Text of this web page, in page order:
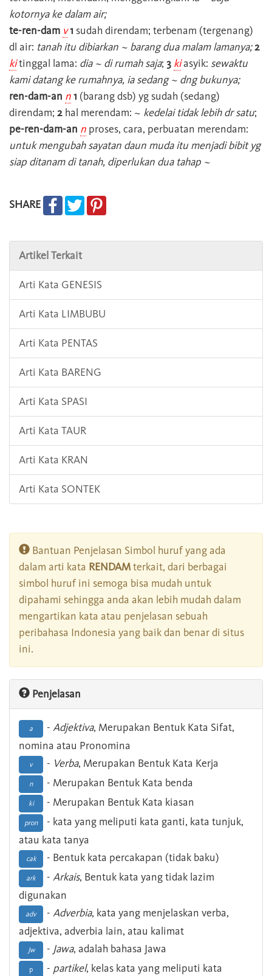
kotornya ke dalam air;
te-ren-dam v1 sudah direndam; terbenam (tergenang)
dl air: tanah itu dibiarkan ~ barang dua malam lamanya;2
kitinggal lama: dia ~ di rumah saja; 3 kiasyik: sewaktu
kami datang ke rumahnya, ia sedang ~ dng bukunya;
ren-dam-an n1 (barang dsb) yg sudah (sedang)
direndam; 2 hal merendam: ~ kedelai tidak lebih dr satu;
pe-ren-dam-an n proses, cara, perbuatan merendam:
untuk mengubah sayatan daun muda itu menjadi bibit yg
siap ditanam di tanah, diperlukan dua tahap ~
SHARE
Artikel Terkait
Arti Kata GENESIS
Arti Kata LIMBUBU
Arti Kata PENTAS
Arti Kata BARENG
Arti Kata SPASI
Arti Kata TAUR
Arti Kata KRAN
Arti Kata SONTEK
Bantuan Penjelasan Simbol huruf yang ada
dalam arti kata RENDAMterkait, dari berbagai
simbol huruf ini semoga bisa mudah untuk
dipahami sehingga anda akan lebih mudah dalam
mengartikan kata atau penjelasan sebuah
peribahasa Indonesia yang baik dan benar di situs
ini.
Penjelasan
a - Adjektiva, Merupakan Bentuk Kata Sifat,
nomina atau Pronomina
v - Verba, Merupakan Bentuk Kata Kerja
n - Merupakan Bentuk Kata benda
ki - Merupakan Bentuk Kata kiasan
pron
- kata yang meliputi kata ganti, kata tunjuk,
atau kata tanya
cak - Bentuk kata percakapan (tidak baku)
ark - Arkais, Bentuk kata yang tidak lazim
digunakan
adv - Adverbia, kata yang menjelaskan verba,
adjektiva, adverbia lain, atau kalimat
Jw - Jawa, adalah bahasa Jawa
p - partikel, kelas kata yang meliputi kata